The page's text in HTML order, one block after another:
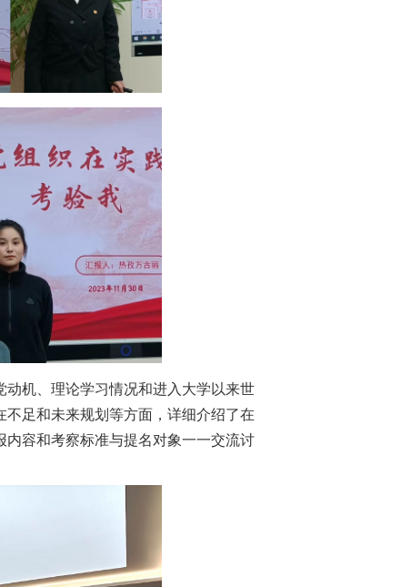
机、理论学习情况和进入大学以来世
足和未来规划等方面，详细介绍了在
容和考察标准与提名对象一一交流讨